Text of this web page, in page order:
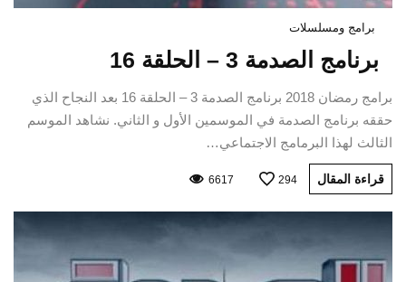
برامج ومسلسلات
برنامج الصدمة 3 – الحلقة 16
برامج رمضان 2018 برنامج الصدمة 3 – الحلقة 16 بعد النجاح الذي
حققه برنامج الصدمة في الموسمين الأول و الثاني. نشاهد الموسم
الثالث لهذا البرمامج الاجتماعي…
قراءة المقال 294
6617